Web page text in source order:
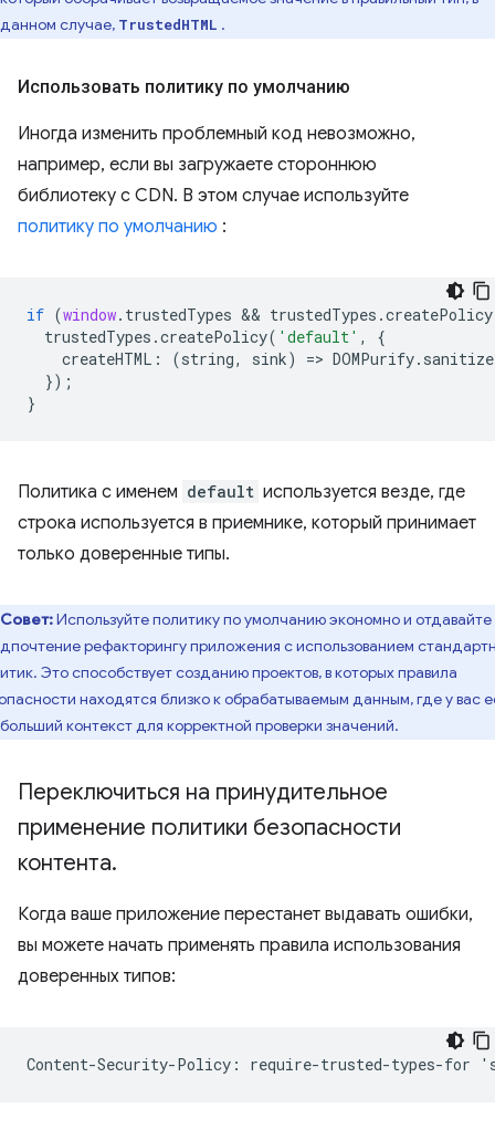
данном случае, TrustedHTML .
Использовать политику по умолчанию
Иногда изменить проблемный код невозможно,
например, если вы загружаете стороннюю
библиотеку с CDN. В этом случае используйте
политику по умолчанию :
if (window. trustedTypes && trustedTypes .createPolicy
trustedTypes .createPolicy( 'default' ,
{
createHTML : (string, sink) => DOMPurify. sanitize
});
}
Политика с именем default используется везде, где
строка используется в приемнике, который принимает
только доверенные типы.
Совет:Используйте политику по умолчанию экономно и отдавайте
рефакторингу приложения с использованием
Это способствует созданию проектов, в которых правила
находятся близко к обрабатываемым данным, где у вас
контекст для корректной проверки значений.
Переключиться на принудительное
применение политики безопасности
контента.
Когда ваше приложение перестанет выдавать ошибки,
вы можете начать применять правила использования
доверенных типов: